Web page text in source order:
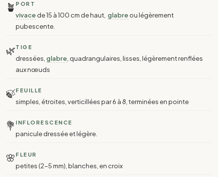
🪴 PORT
vivace de 15 à 100 cm de haut, glabre ou légèrement
pubescente.
🌿TIGE
dressées, glabre , quadrangulaires, lisses, légèrement renflées
aux nœuds
🍃FEUILLE
simples, étroites, verticillées par 6 à 8, terminées en pointe
💐 INFLORESCENCE
panicule dressée et légère.
🌸 FLEUR
petites (2-5 mm), blanches, en croix